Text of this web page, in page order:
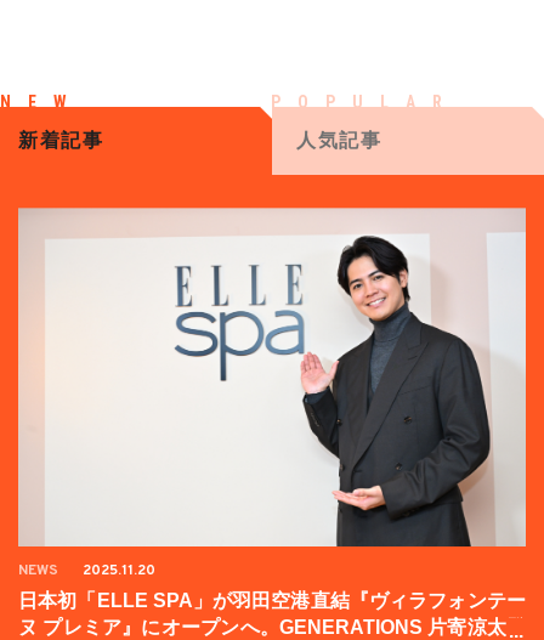
新着記事 人気記事
NEWS 2025.11.20
日本初「ELLE SPA」が羽田空港直結『ヴィラフォンテー
ヌ プレミア』にオープンへ。GENERATIONS 片寄涼太登